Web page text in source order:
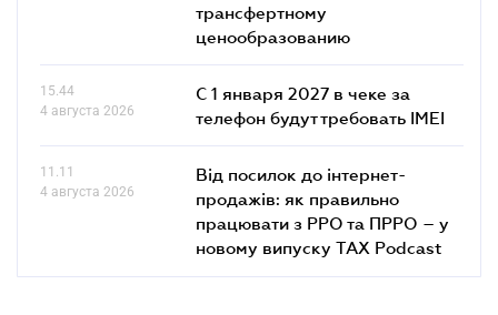
трансфертному
ценообразованию
15.44
4 августа 2026
С 1 января 2027 в чеке за
телефон будут требовать IMEI
11.11
4 августа 2026
Від посилок до інтернет-
продажів: як правильно
працювати з РРО та ПРРО – у
новому випуску TAX Podcast